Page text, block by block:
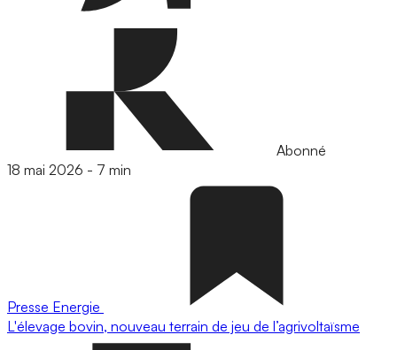
Abonné
18 mai 2026 - 7 min
Presse Energie
L'élevage bovin, nouveau terrain de jeu de l’agrivoltaïsme